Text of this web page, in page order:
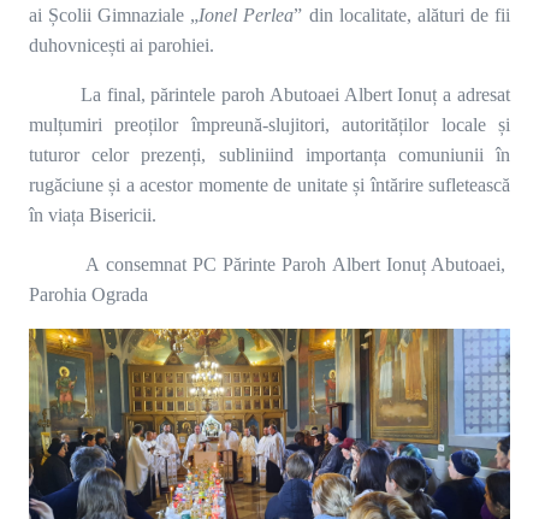
ai Școlii Gimnaziale „Ionel Perlea” din localitate, alături de fii
duhovnicești ai parohiei.
La final, părintele paroh Abutoaei Albert Ionuț a adresat
mulțumiri preoților împreună-slujitori, autorităților locale și
tuturor celor prezenți, subliniind importanța comuniunii în
rugăciune și a acestor momente de unitate și întărire sufletească
în viața Bisericii.
A consemnat PC Părinte Paroh Albert Ionuț Abutoaei,
Parohia Ograda